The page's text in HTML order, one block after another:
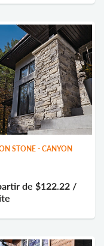
STONE - CANYON
de $122.22 /